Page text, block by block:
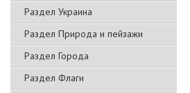
Раздел Украина
Раздел Природа и пейзажи
Раздел Города
Раздел Флаги